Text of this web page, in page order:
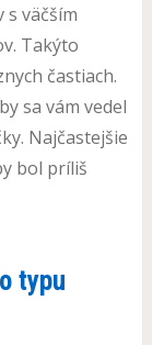
väčším
Takýto
častiach.
sa vám vedel
Najčastejšie
bol príliš
typu